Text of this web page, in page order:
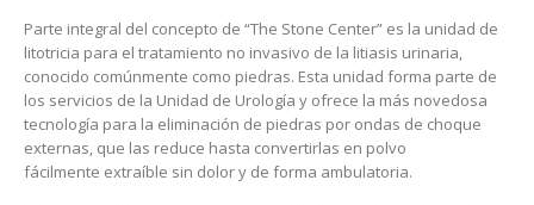
Parte integral del concepto de “The Stone Center” es la unidad de
litotricia para el tratamiento no invasivo de la litiasis urinaria,
conocido comúnmente como piedras. Esta unidad forma parte de
los servicios de la Unidad de Urología y ofrece la más novedosa
tecnología para la eliminación de piedras por ondas de choque
externas, que las reduce hasta convertirlas en polvo
fácilmente extraíble sin dolor y de forma ambulatoria.